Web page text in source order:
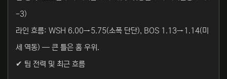
-3)
라인 흐름: WSH 6.00→5.75(소폭 단단), BOS 1.13→1.14(미
세 역동) — 큰 틀은 홈 우위.
✔ 팀 전력 및 최근 흐름